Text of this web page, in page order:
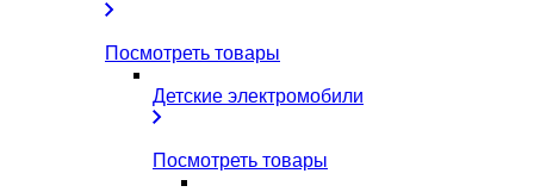
Посмотреть товары
Детские электромобили
Посмотреть товары